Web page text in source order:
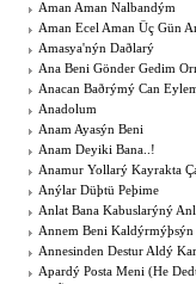
Aman Aman Nalbandým
Aman Ecel Aman Üç Gün
Amasya'nýn Daðlarý
Ana Beni Gönder Gedim
Anacan Baðrýmý Can
Anadolum
Anam Ayasýn Beni
Anam Deyiki Bana..!
Anamur Yollarý Kayrakta
Anýlar Düþtü Peþime
Anlat Bana Kabuslarýný
Annem Beni
Annesinden Destur Aldý
Apardý Posta Meni (He